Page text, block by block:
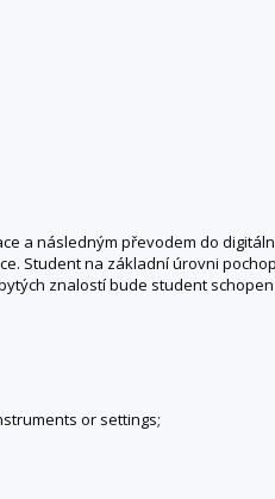
a následným převodem do
Student na základní úrovni
znalostí bude student
or settings;